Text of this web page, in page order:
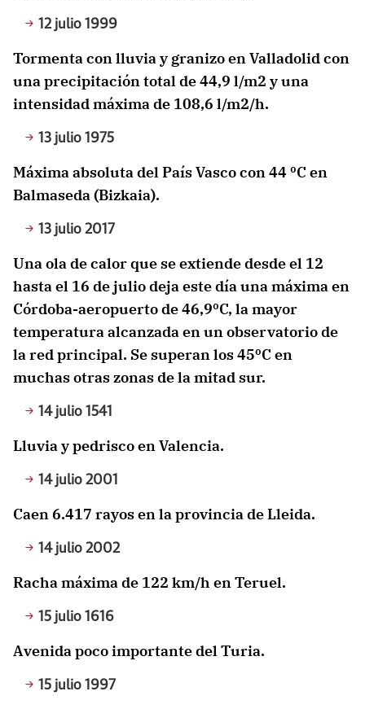
12 julio 1999
Tormenta con lluvia y granizo en Valladolid con
una precipitación total de 44,9 l/m2 y una
intensidad máxima de 108,6 l/m2/h.
13 julio 1975
Máxima absoluta del País Vasco con 44 ºC en
Balmaseda (Bizkaia).
13 julio 2017
Una ola de calor que se extiende desde el 12
hasta el 16 de julio deja este día una máxima en
Córdoba-aeropuerto de 46,9ºC, la mayor
temperatura alcanzada en un observatorio de
la red principal. Se superan los 45ºC en
muchas otras zonas de la mitad sur.
14 julio 1541
Lluvia y pedrisco en Valencia.
14 julio 2001
Caen 6.417 rayos en la provincia de Lleida.
14 julio 2002
Racha máxima de 122 km/h en Teruel.
15 julio 1616
Avenida poco importante del Turia.
15 julio 1997